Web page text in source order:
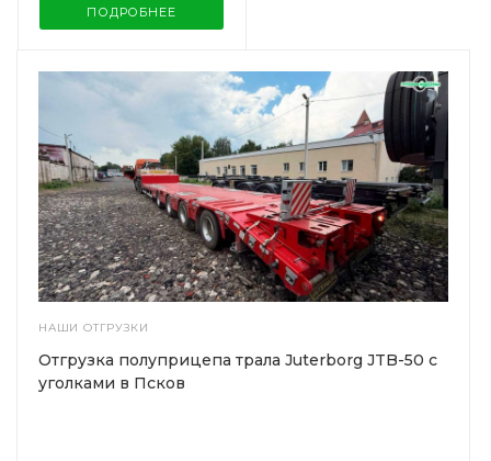
ПОДРОБНЕЕ
НАШИ ОТГРУЗКИ
Отгрузка полуприцепа трала Juterborg JTB-50 с
уголками в Псков